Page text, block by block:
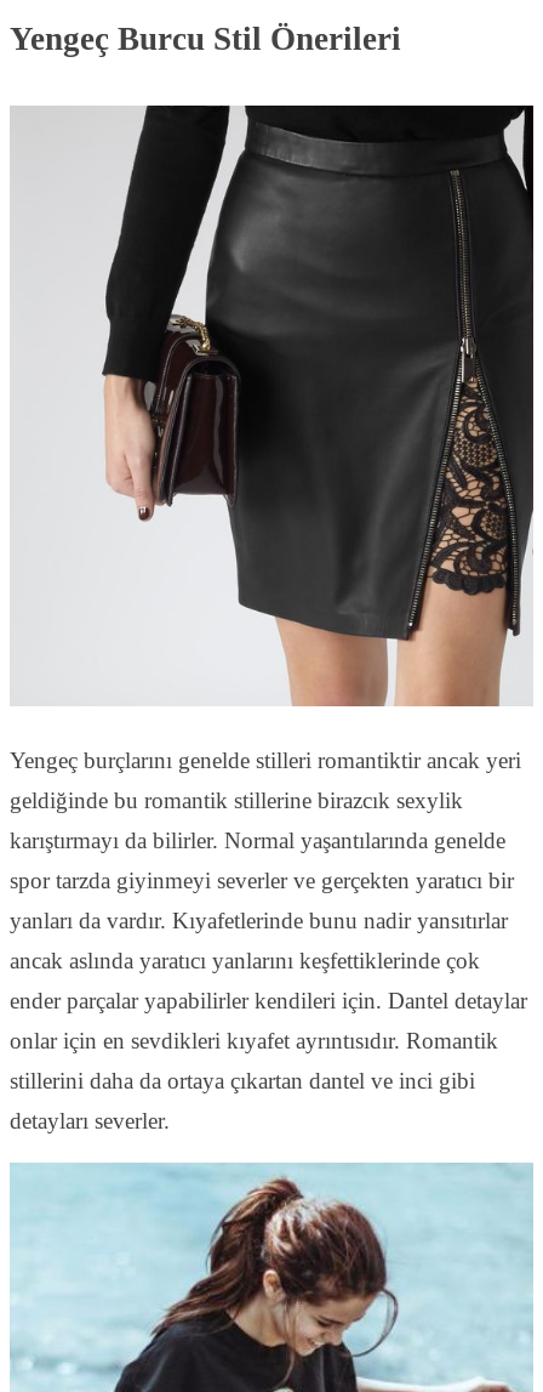
Yengeç Burcu Stil Önerileri
Yengeç burçlarını genelde stilleri romantiktir ancak yeri
geldiğinde bu romantik stillerine birazcık sexylik
karıştırmayı da bilirler. Normal yaşantılarında genelde
spor tarzda giyinmeyi severler ve gerçekten yaratıcı bir
yanları da vardır. Kıyafetlerinde bunu nadir yansıtırlar
ancak aslında yaratıcı yanlarını keşfettiklerinde çok
ender parçalar yapabilirler kendileri için. Dantel detaylar
onlar için en sevdikleri kıyafet ayrıntısıdır. Romantik
stillerini daha da ortaya çıkartan dantel ve inci gibi
detayları severler.